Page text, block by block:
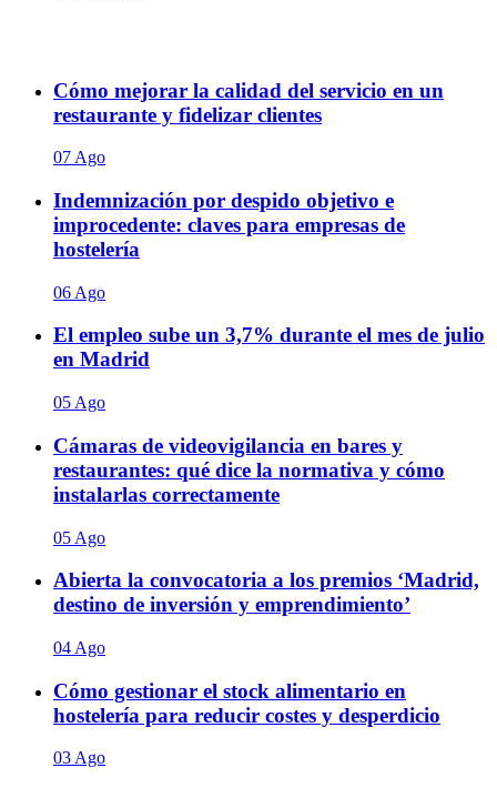
Cómo mejorar la calidad del servicio en un
restaurante y fidelizar clientes
07 Ago
Indemnización por despido objetivo e
improcedente: claves para empresas de
hostelería
06 Ago
El empleo sube un 3,7% durante el mes de julio
en Madrid
05 Ago
Cámaras de videovigilancia en bares y
restaurantes: qué dice la normativa y cómo
instalarlas correctamente
05 Ago
Abierta la convocatoria a los premios ‘Madrid,
destino de inversión y emprendimiento’
04 Ago
Cómo gestionar el stock alimentario en
hostelería para reducir costes y desperdicio
03 Ago